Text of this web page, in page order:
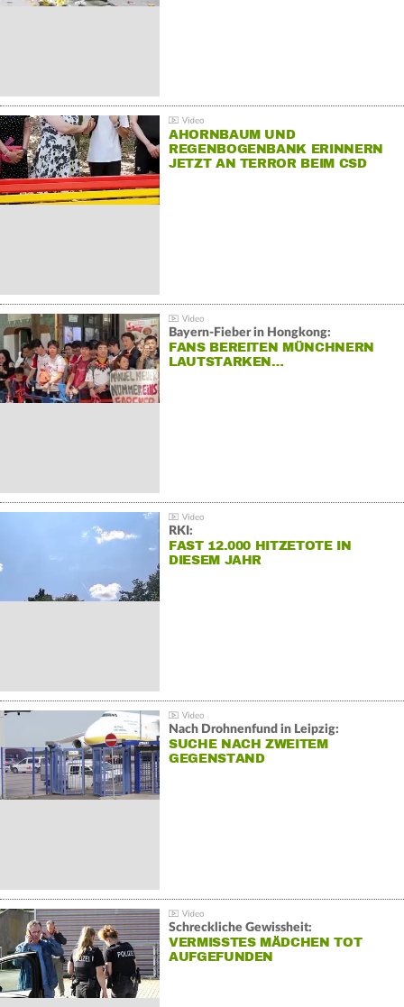
AHORNBAUM UND
REGENBOGENBANK ERINNERN
JETZT AN TERROR BEIM CSD
Bayern-Fieber in Hongkong:
FANS BEREITEN MÜNCHNERN
LAUTSTARKEN…
RKI:
FAST 12.000 HITZETOTE IN
DIESEM JAHR
Nach Drohnenfund in Leipzig:
SUCHE NACH ZWEITEM
GEGENSTAND
Schreckliche Gewissheit:
VERMISSTES MÄDCHEN TOT
AUFGEFUNDEN